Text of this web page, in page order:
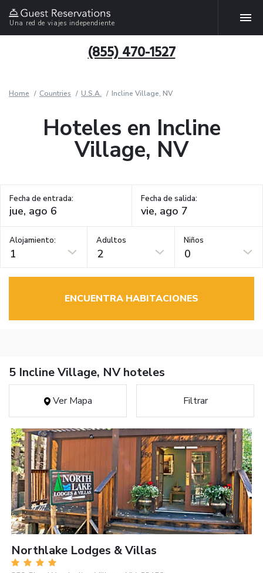
Una red de viajes independiente
(855) 470-1527
Home Countries U.S.A. Incline Village, NV
Hoteles en Incline
Village, NV
Fecha de entrada: Fecha de salida:
Alojamiento:
1
Adultos
2
Niños
0
ENCUENTRA HABITACIONES
5 Incline Village, NV hoteles
Ver Mapa Filtrar
Northlake Lodges & Villas